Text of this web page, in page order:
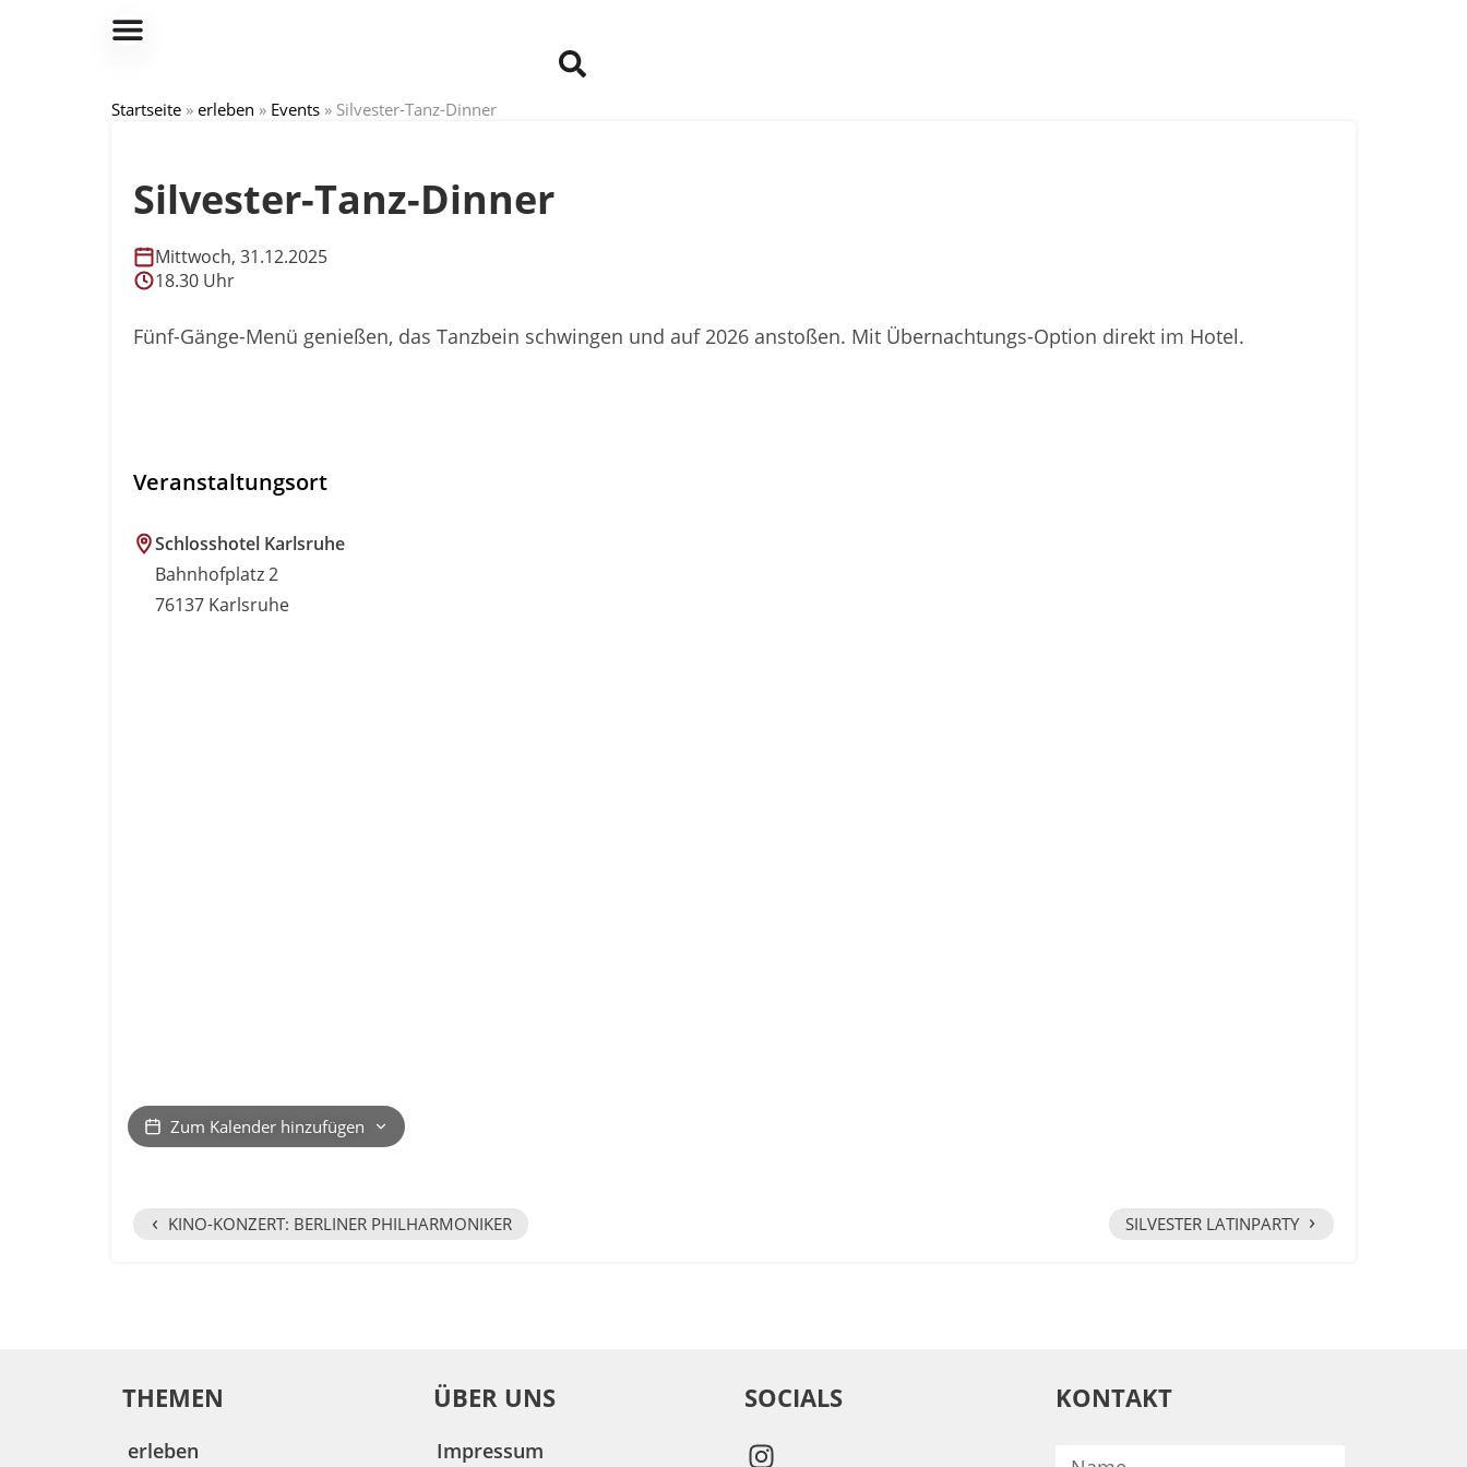
Startseite » erleben » Events » Silvester-Tanz-Dinner
Silvester-Tanz-Dinner
Mittwoch, 31.12.2025
18.30 Uhr
Fünf-Gänge-Menü genießen, das Tanzbein schwingen und auf 2026 anstoßen. Mit Übernachtungs-Option direkt im Hotel.
Veranstaltungsort
Schlosshotel Karlsruhe
Bahnhofplatz 2
76137 Karlsruhe
Zum Kalender hinzufügen
‹ KINO-KONZERT: BERLINER PHILHARMONIKER SILVESTER LATINPARTY ›
THEMEN
erleben
ÜBER UNS
Impressum
SOCIALS KONTAKT